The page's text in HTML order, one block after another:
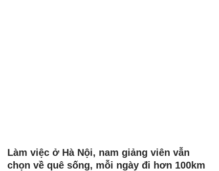
Làm việc ở Hà Nội, nam giảng viên vẫn
chọn về quê sống, mỗi ngày đi hơn 100km